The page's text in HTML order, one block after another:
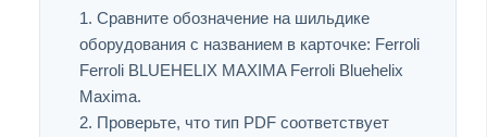
Сравните обозначение на шильдике
оборудования с названием в карточке: Ferroli
Ferroli BLUEHELIX MAXIMA Ferroli Bluehelix
Maxima.
Проверьте, что тип PDF соответствует